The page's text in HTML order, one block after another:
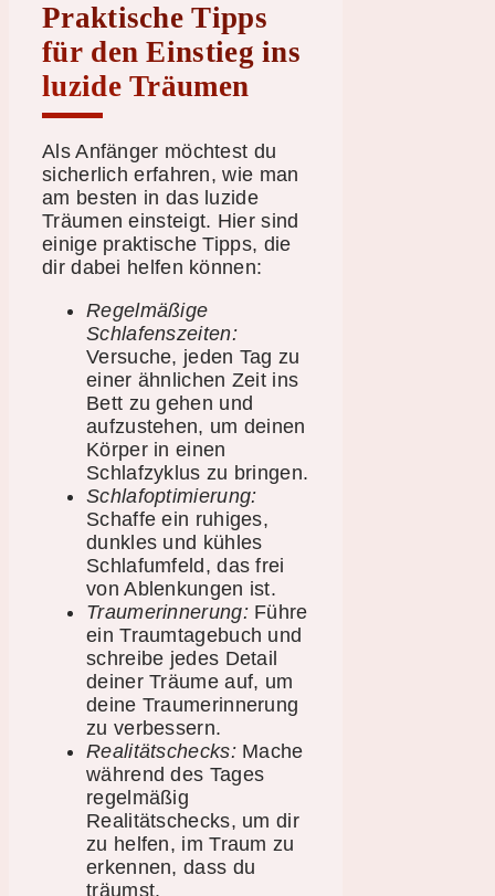
Praktische Tipps
für den Einstieg ins
luzide Träumen
Als Anfänger möchtest du
sicherlich erfahren, wie man
am besten in das luzide
Träumen einsteigt. Hier sind
einige praktische Tipps, die
dir dabei helfen können:
Regelmäßige
Schlafenszeiten:
Versuche, jeden Tag zu
einer ähnlichen Zeit ins
Bett zu gehen und
aufzustehen, um deinen
Körper in einen
Schlafzyklus zu bringen.
Schlafoptimierung:
Schaffe ein ruhiges,
dunkles und kühles
Schlafumfeld, das frei
von Ablenkungen ist.
Traumerinnerung:Führe
ein Traumtagebuch und
schreibe jedes Detail
deiner Träume auf, um
deine Traumerinnerung
zu verbessern.
Realitätschecks:Mache
während des Tages
regelmäßig
Realitätschecks, um dir
zu helfen, im Traum zu
erkennen, dass du
träumst.